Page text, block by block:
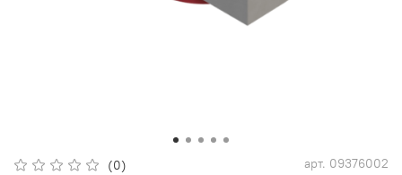
(0) арт. 09376002